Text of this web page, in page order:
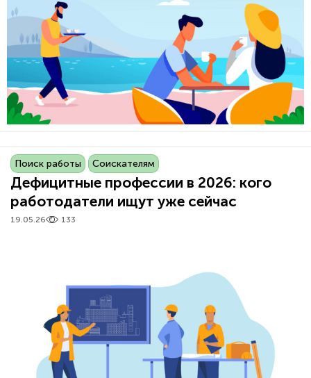
Поиск работы Соискателям
Дефицитные профессии в 2026: кого
работодатели ищут уже сейчас
19.05.26 133